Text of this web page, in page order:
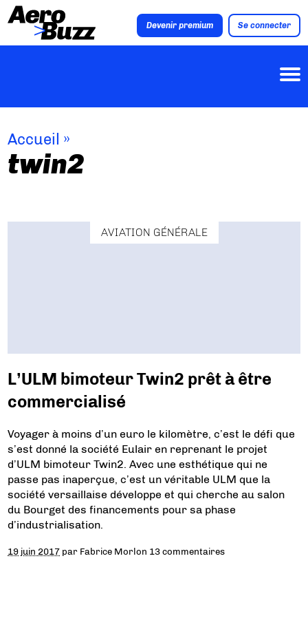
Devenir premium Se connecter
Accueil »
twin2
AVIATION GÉNÉRALE
L’ULM bimoteur Twin2 prêt à être
commercialisé
Voyager à moins d’un euro le kilomètre, c’est le défi que
s’est donné la société Eulair en reprenant le projet
d’ULM bimoteur Twin2. Avec une esthétique qui ne
passe pas inaperçue, c’est un véritable ULM que la
société versaillaise développe et qui cherche au salon
du Bourget des financements pour sa phase
d’industrialisation.
19 juin 2017 par Fabrice Morlon 13 commentaires